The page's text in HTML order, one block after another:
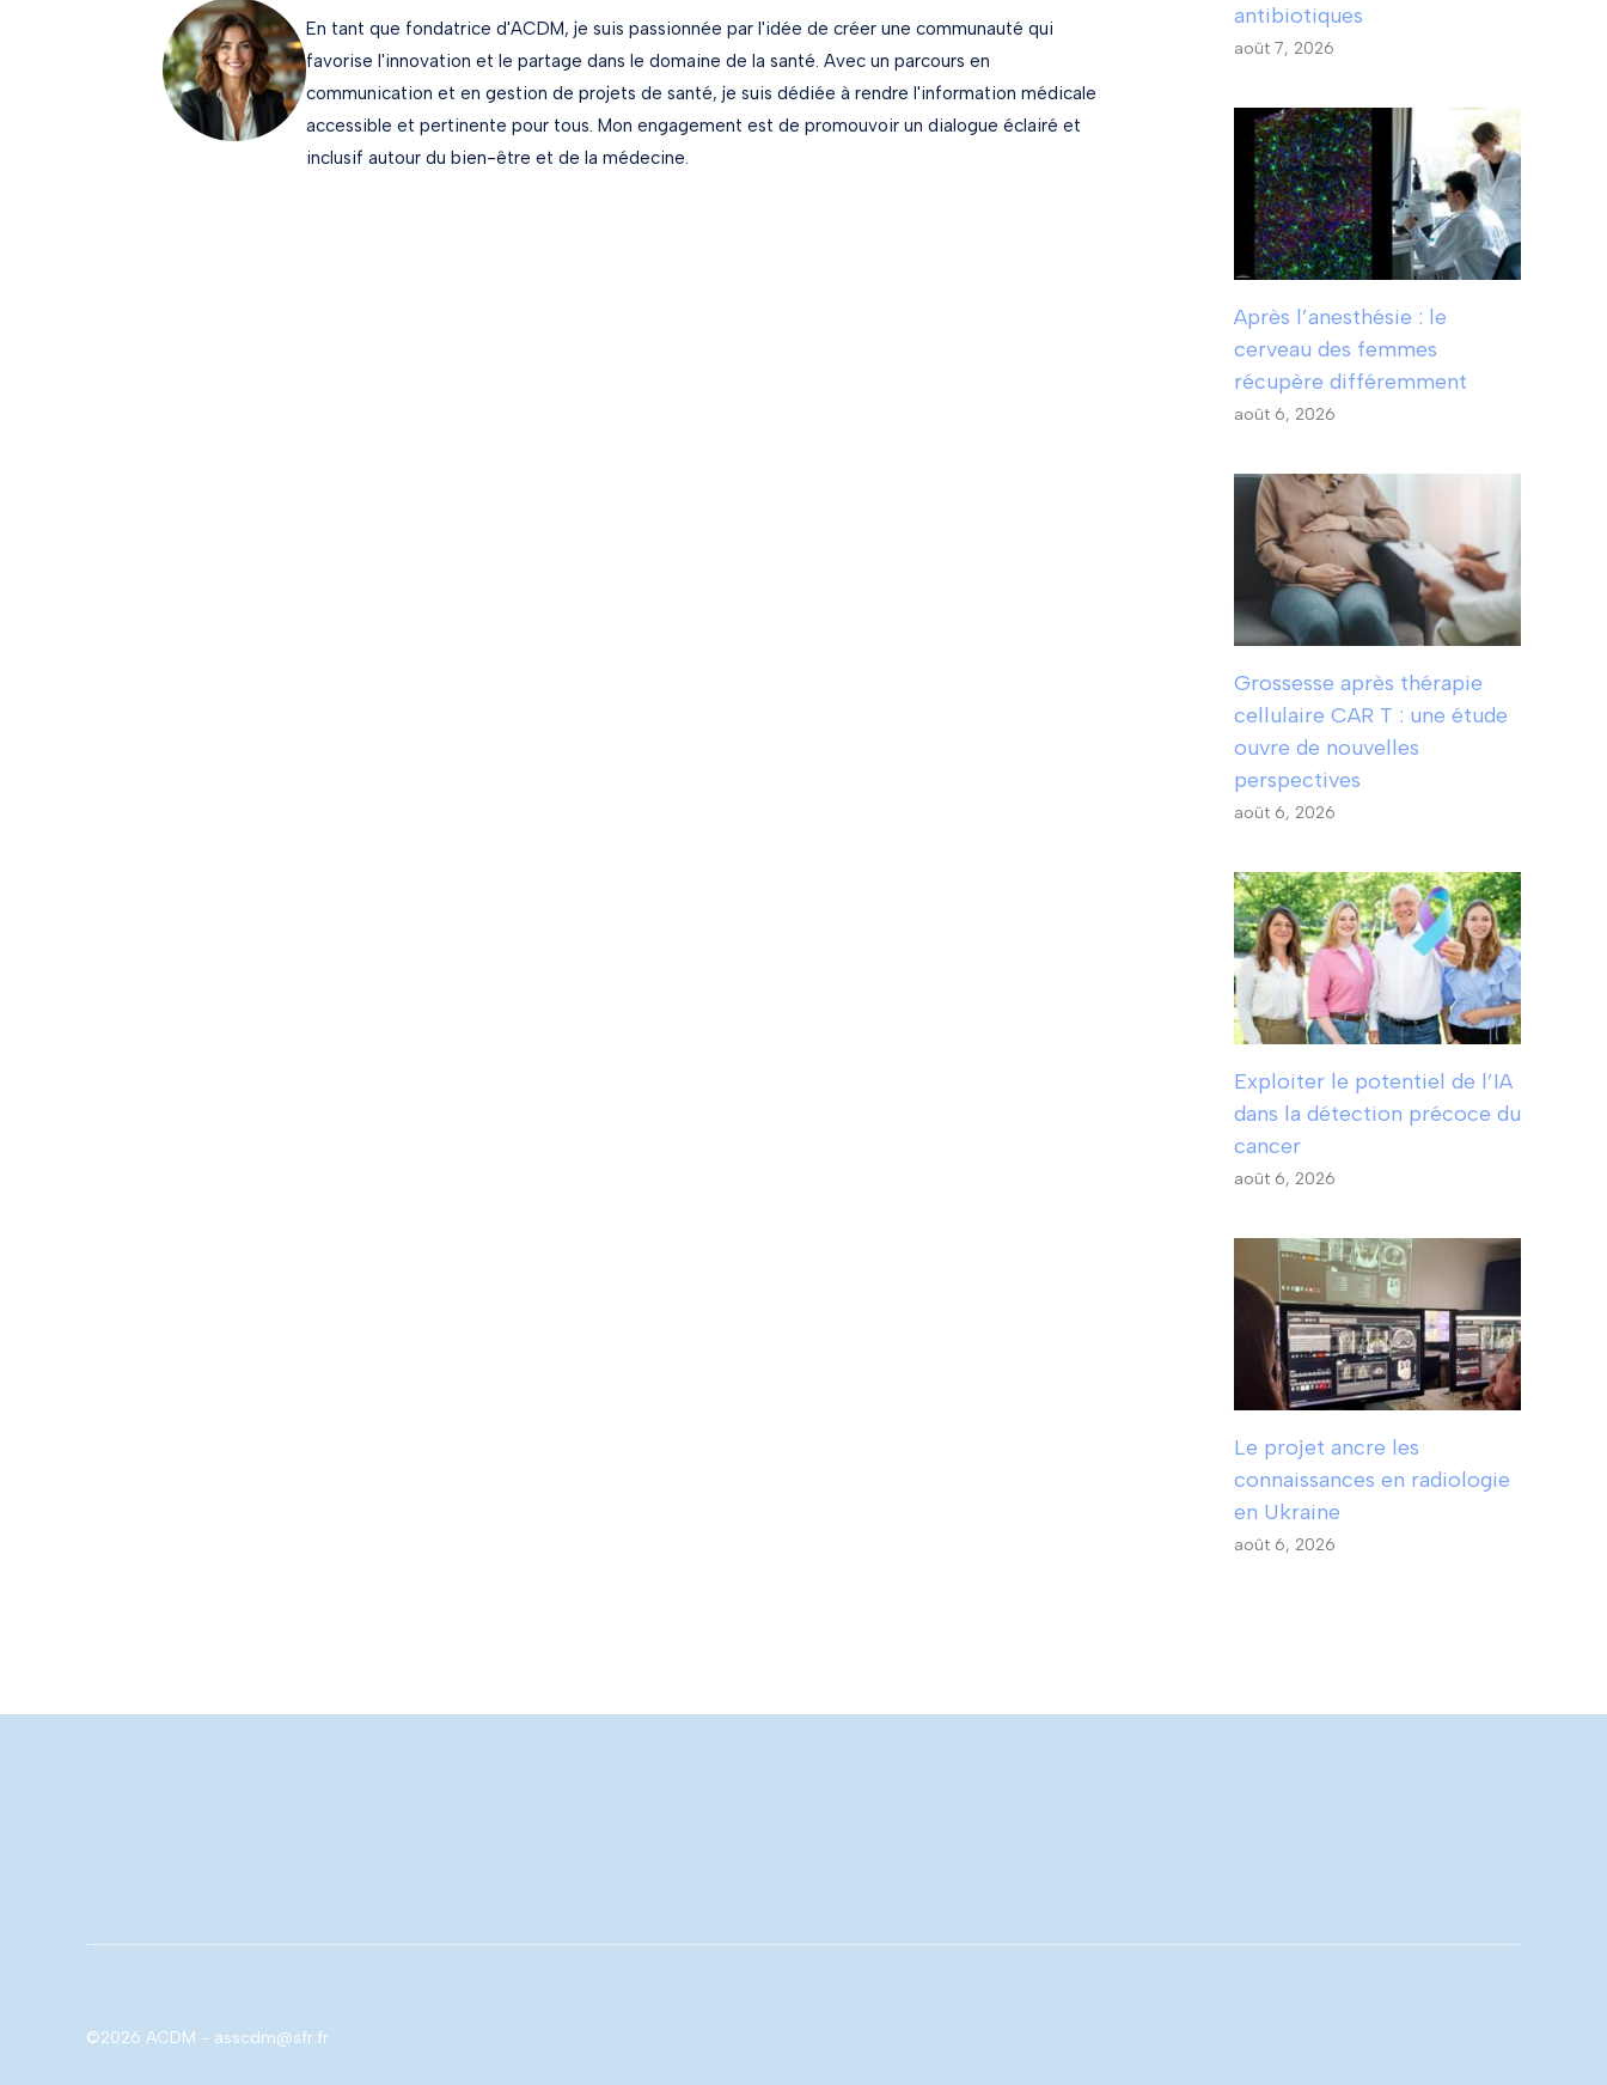
En tant que fondatrice d'ACDM, je suis passionnée par l'idée de créer une communauté qui
favorise l'innovation et le partage dans le domaine de la santé. Avec un parcours en
communication et en gestion de projets de santé, je suis dédiée à rendre l'information médicale
accessible et pertinente pour tous. Mon engagement est de promouvoir un dialogue éclairé et
inclusif autour du bien-être et de la médecine.
antibiotiques
août 7, 2026
Après l’anesthésie : le
cerveau des femmes
récupère différemment
août 6, 2026
Grossesse après thérapie
cellulaire CAR T : une étude
ouvre de nouvelles
perspectives
août 6, 2026
Exploiter le potentiel de l’IA
dans la détection précoce du
cancer
août 6, 2026
Le projet ancre les
connaissances en radiologie
en Ukraine
août 6, 2026
©2026 ACDM - asscdm@sfr.fr